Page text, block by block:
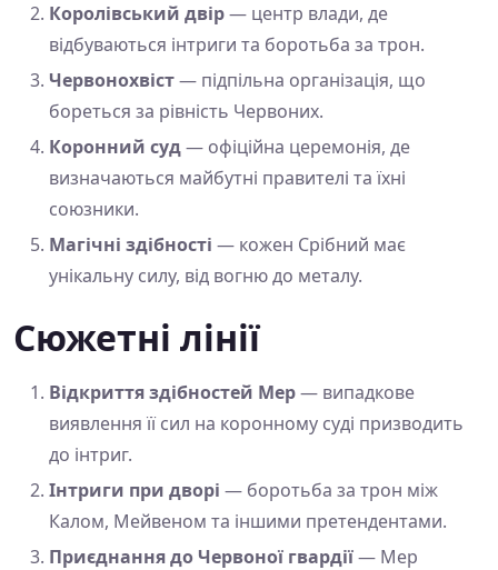
Королівський двір— центр влади, де
відбуваються інтриги та боротьба за трон.
Червонохвіст— підпільна організація, що
бореться за рівність Червоних.
Коронний суд— офіційна церемонія, де
визначаються майбутні правителі та їхні
союзники.
Магічні здібності — кожен Срібний має
унікальну силу, від вогню до металу.
Сюжетні лінії
Відкриття здібностей Мер— випадкове
виявлення її сил на коронному суді призводить
до інтриг.
Інтриги при дворі — боротьба за трон між
Калом, Мейвеном та іншими претендентами.
Приєднання до Червоної гвардії— Мер